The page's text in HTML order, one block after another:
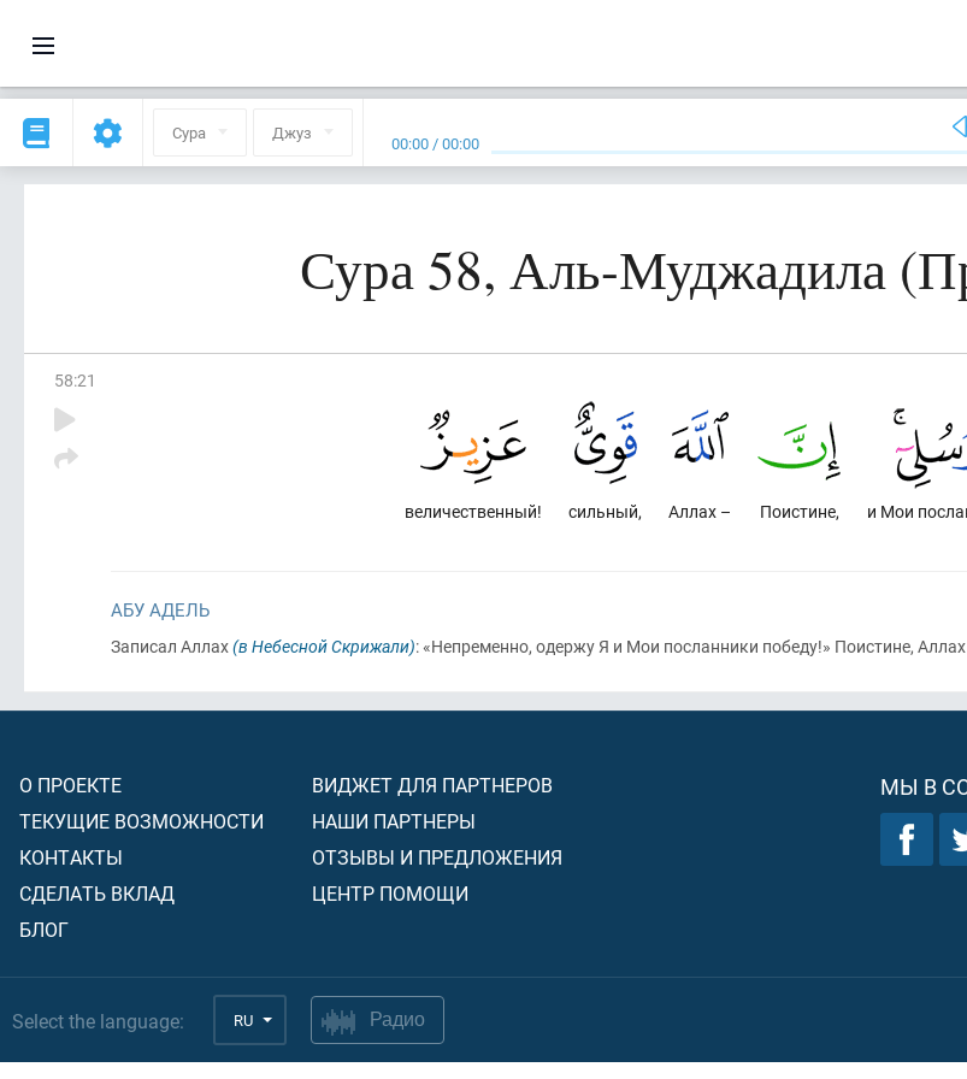
Сура Джуз 00:00 /00:00
Сура 58, Аль-Муджадила
58:21
и Мои
Поистине,
Аллах –
сильный,
величественный!
АБУ АДЕЛЬ
Записал Аллах(в Небесной Скрижали): «Непременно, одержу Я и Мои посланники победу!» Поистине,
О ПРОЕКТЕ
ТЕКУЩИЕ ВОЗМОЖНОСТИ
КОНТАКТЫ
СДЕЛАТЬ ВКЛАД
БЛОГ
ВИДЖЕТ ДЛЯ ПАРТНЕРОВ
НАШИ ПАРТНЕРЫ
ОТЗЫВЫ И ПРЕДЛОЖЕНИЯ
ЦЕНТР ПОМОЩИ
МЫ В
Select the language: RU Радио